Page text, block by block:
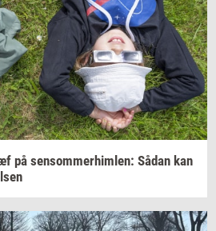
på sen­som­mer­him­len: Sådan kan